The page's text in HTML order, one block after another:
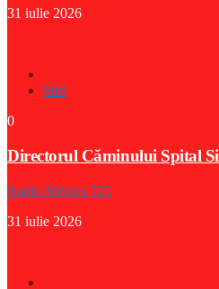
31 iulie 2026
Stiri
0
Directorul Căminului Spital
Radio Medias 725
31 iulie 2026